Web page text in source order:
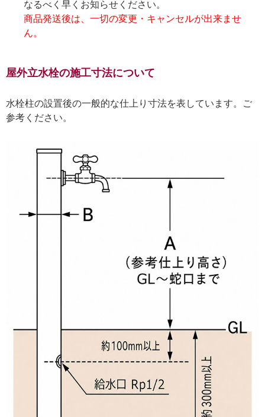
なるべく早くお知らせください。
商品発送後は、一切の変更・キャンセルが出来ませ
ん。
屋外立水栓の施工寸法について
水栓柱の設置後の一般的な仕上り寸法を表しています。ご
参考ください。